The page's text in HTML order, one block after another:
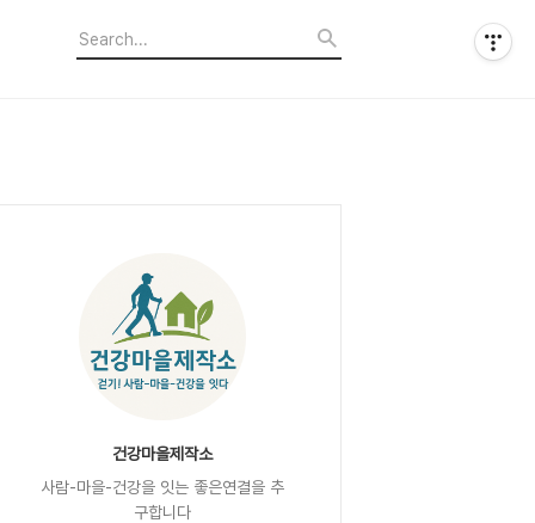
건강마을제작소
사람-마을-건강을 잇는 좋은연결을 추
구합니다